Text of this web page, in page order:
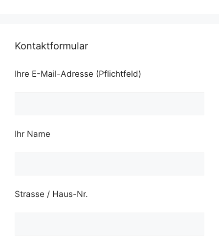
Kontaktformular
Ihre E-Mail-Adresse (Pflichtfeld)
Ihr Name
Strasse / Haus-Nr.